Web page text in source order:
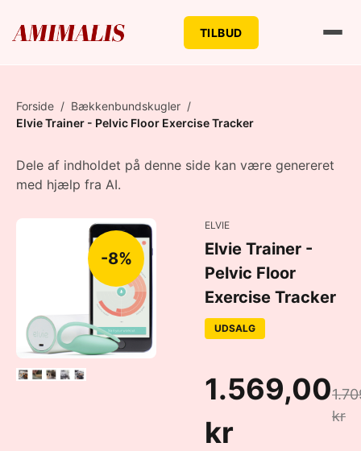
TILBUD
Forside / Bækkenbundskugler /
Elvie Trainer - Pelvic Floor Exercise Tracker
Dele af indholdet på denne side kan være genereret
med hjælp fra AI.
-8%
ELVIE
Elvie Trainer -
Pelvic Floor
Exercise Tracker
UDSALG
1.569,00
kr
kr